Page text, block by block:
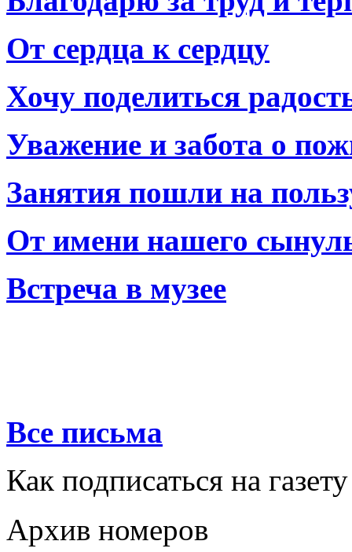
От сердца к сердцу
Хочу поделиться
Уважение и забота о
Занятия пошли на
От имени нашего
Встреча в музее
Все письма
Как подписаться на газету
Архив номеров